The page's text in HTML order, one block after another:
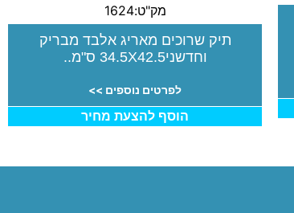
מק"ט:1624
תיק שרוכים מאריג אלבד מבריק
וחדשני34.5X42.5 ס"מ..
לפרטים נוספים >>
הוסף להצעת מחיר